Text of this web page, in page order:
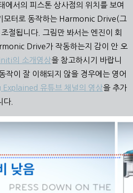
에서의 피스톤 상사점의 위치를 보여
모터로 동작하는 Harmonic Drive(그
절됩니다. 그림만 봐서는 엔진이 회
Drive가 작동하는지 감이 안 오
의 소개영상을 참고하시기 바랍니
작이 잘 이해되지 않을 경우에는 영어
유튜브 채널의 영상을 추가
다.